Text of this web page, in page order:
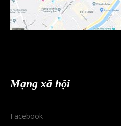
Mạng xã hội
Facebook